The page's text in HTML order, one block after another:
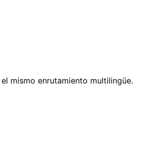
mismo enrutamiento multilingüe.